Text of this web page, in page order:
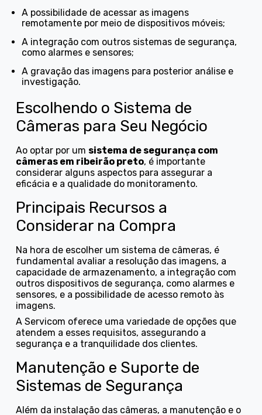
a possibilidade de acessar as imagens
remotamente por meio de dispositivos móveis;
a integração com outros sistemas de segurança,
como alarmes e sensores;
a gravação das imagens para posterior análise e
investigação.
Escolhendo o Sistema de
Câmeras para Seu Negócio
Ao optar por um sistema de segurança com
câmeras em ribeirão preto, é importante
considerar alguns aspectos para assegurar a
eficácia e a qualidade do monitoramento.
Principais Recursos a
Considerar na Compra
Na hora de escolher um sistema de câmeras, é
fundamental avaliar a resolução das imagens, a
capacidade de armazenamento, a integração com
outros dispositivos de segurança, como alarmes e
sensores, e a possibilidade de acesso remoto às
imagens.
A Servicom oferece uma variedade de opções que
atendem a esses requisitos, assegurando a
segurança e a tranquilidade dos clientes.
Manutenção e Suporte de
Sistemas de Segurança
Além da instalação das câmeras, a manutenção e o